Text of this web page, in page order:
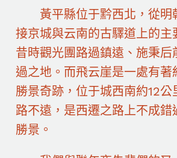
黃平縣位于黔西北，從明
接京城與云南的古驛道上的主
昔時觀光團路過鎮遠、施秉后
過之地。而飛云崖是一處有
勝景奇跡，位于城西南約12公
路不遠，是西遷之路上不成錯
勝景。